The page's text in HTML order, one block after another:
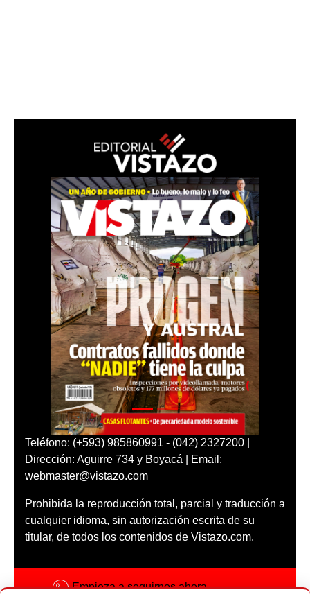
Teléfono: (+593) 985860991 - (042) 2327200 |
Dirección: Aguirre 734 y Boyacá | Email:
webmaster@vistazo.com
Prohibida la reproducción total, parcial y traducción a
cualquier idioma, sin autorización escrita de su
titular, de todos los contenidos de Vistazo.com.
Empieza a seguirnos ahora